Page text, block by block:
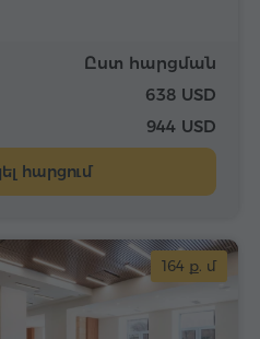
Ըստ հարցման
638 USD
944 USD
հարցում
164 ք. մ